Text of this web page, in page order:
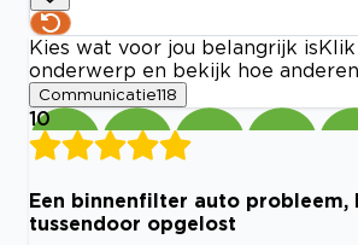
Kies wat voor jou belangrijk is
onderwerp en bekijk hoe
Communicatie118
10
Een binnenfilter auto probleem,
tussendoor opgelost